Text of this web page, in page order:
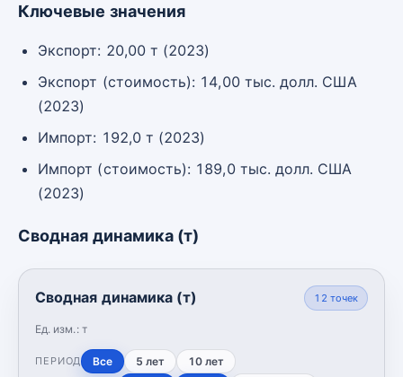
Ключевые значения
Экспорт: 20,00 т (2023)
Экспорт (стоимость): 14,00 тыс. долл. США
(2023)
Импорт: 192,0 т (2023)
Импорт (стоимость): 189,0 тыс. долл. США
(2023)
Сводная динамика (т)
Сводная динамика (т)
Ед. изм.: т
12 точек
ПЕРИОД Все 5 лет 10 лет